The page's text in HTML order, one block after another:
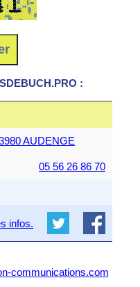
:
AUDENGE
05 56 26 86 70
infos.
communications.com